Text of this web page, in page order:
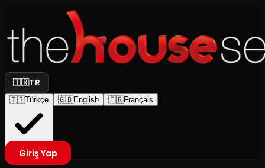
🇹🇷TR
🇹🇷Türkçe 🇬🇧English 🇫🇷Français
Giriş Yap